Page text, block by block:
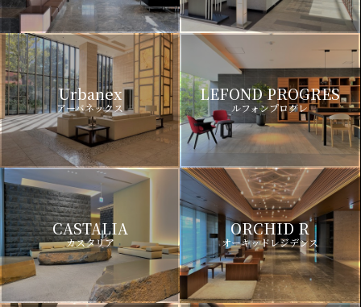
Urbanex
アーバネックス
LEFOND PROGRES
ルフォンプログレ
CASTALIA
カスタリア
ORCHID R
オーキッドレジデンス